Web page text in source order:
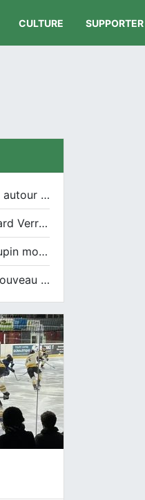
CULTURE SUPPORTER
Une rencontre autour de Jean-Claude Suaudeau
Bernard Verret en dédicaces le samedi 13 décembre à l’Espace Culturel Atlantis
« Saupin mon amour » au salon du livre de Trentemoult
Un nouveau tirage pour le Docu-BD